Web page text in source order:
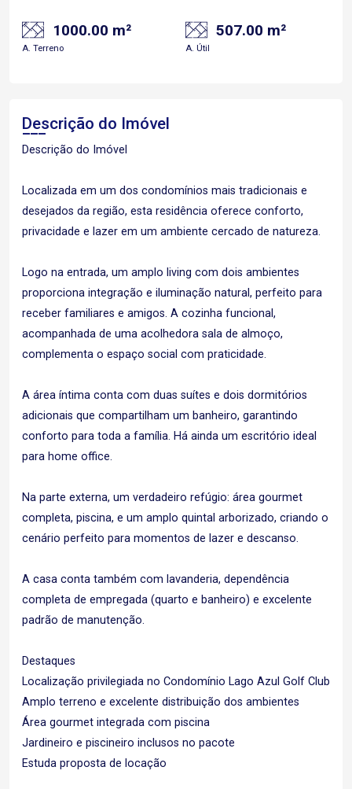
1000.00 m²
A. Terreno
507.00 m²
A. Útil
Descrição do Imóvel
Descrição do Imóvel
Localizada em um dos condomínios mais tradicionais e
desejados da região, esta residência oferece conforto,
privacidade e lazer em um ambiente cercado de natureza.
Logo na entrada, um amplo living com dois ambientes
proporciona integração e iluminação natural, perfeito para
receber familiares e amigos. A cozinha funcional,
acompanhada de uma acolhedora sala de almoço,
complementa o espaço social com praticidade.
A área íntima conta com duas suítes e dois dormitórios
adicionais que compartilham um banheiro, garantindo
conforto para toda a família. Há ainda um escritório ideal
para home office.
Na parte externa, um verdadeiro refúgio: área gourmet
completa, piscina, e um amplo quintal arborizado, criando o
cenário perfeito para momentos de lazer e descanso.
A casa conta também com lavanderia, dependência
completa de empregada (quarto e banheiro) e excelente
padrão de manutenção.
Destaques
Localização privilegiada no Condomínio Lago Azul Golf Club
Amplo terreno e excelente distribuição dos ambientes
Área gourmet integrada com piscina
Jardineiro e piscineiro inclusos no pacote
Estuda proposta de locação